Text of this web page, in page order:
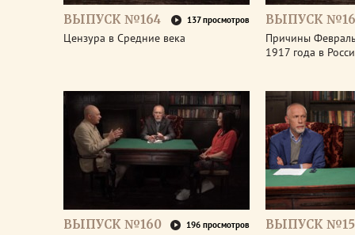
ВЫПУСК №164 137 просмотров
Цензура в Средние века
ВЫПУСК
Причины
1917 года в
ВЫПУСК №160 196 просмотров ВЫПУСК